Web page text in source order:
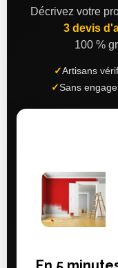
Décrivez votre
3 devis
100 %
✓Artisans
✓Sans